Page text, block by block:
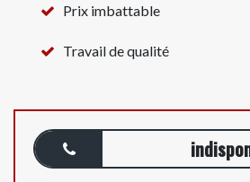
Prix imbattable
Travail de qualité